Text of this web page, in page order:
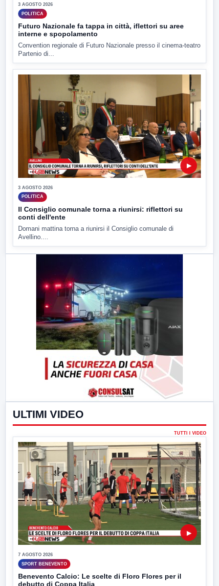
3 AGOSTO 2026
POLITICA
Futuro Nazionale fa tappa in città, iflettori su aree
interne e spopolamento
Convention regionale di Futuro Nazionale presso il cinema-teatro
Partenio di...
▶
3 AGOSTO 2026
POLITICA
Il Consiglio comunale torna a riunirsi: riflettori su
conti dell'ente
Domani mattina torna a riunirsi il Consiglio comunale di
Avellino....
ULTIMI VIDEO
TUTTI I VIDEO
▶
7 AGOSTO 2026
SPORT BENEVENTO
Benevento Calcio: Le scelte di Floro Flores per il
debutto di Coppa Italia